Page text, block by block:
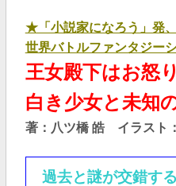
★「小説家になろう」発
世界バトルファンタジー
王女殿下はお怒
白き少女と未知
著：八ツ橋 皓 イラスト
過去と謎が交錯す